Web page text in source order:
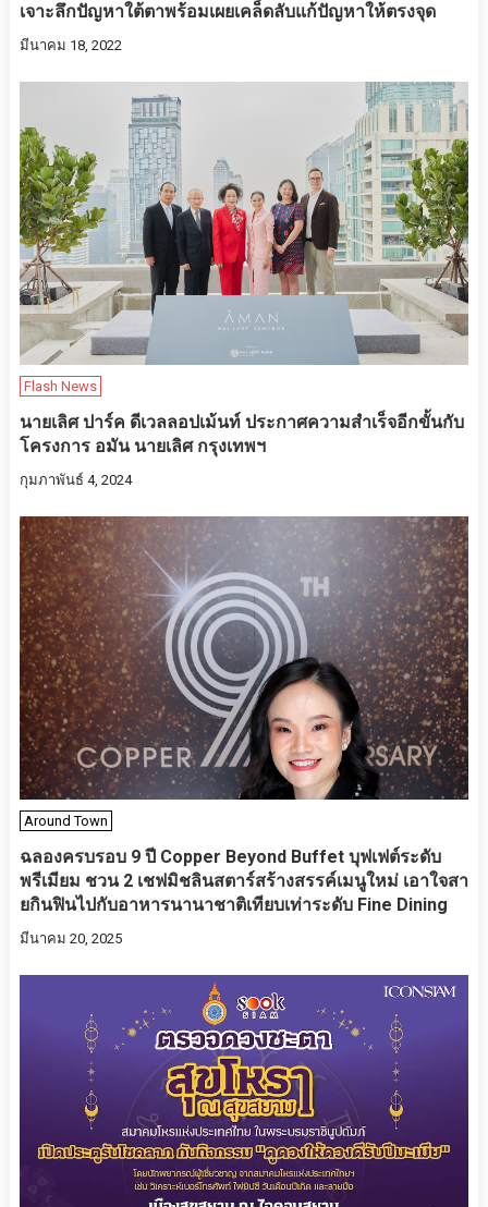
เจาะลึกปัญหาใต้ตาพร้อมเผยเคล็ดลับแก้ปัญหาให้ตรงจุด
มีนาคม 18, 2022
Flash News
นายเลิศ ปาร์ค ดีเวลลอปเม้นท์ ประกาศความสำเร็จอีกขั้นกับ
โครงการ อมัน นายเลิศ กรุงเทพฯ
กุมภาพันธ์ 4, 2024
Around Town
ฉลองครบรอบ 9 ปี Copper Beyond Buffet บุฟเฟต์ระดับ
พรีเมียม ชวน 2 เชฟมิชลินสตาร์สร้างสรรค์เมนูใหม่ เอาใจสา
ยกินฟินไปกับอาหารนานาชาติเทียบเท่าระดับ Fine Dining
มีนาคม 20, 2025